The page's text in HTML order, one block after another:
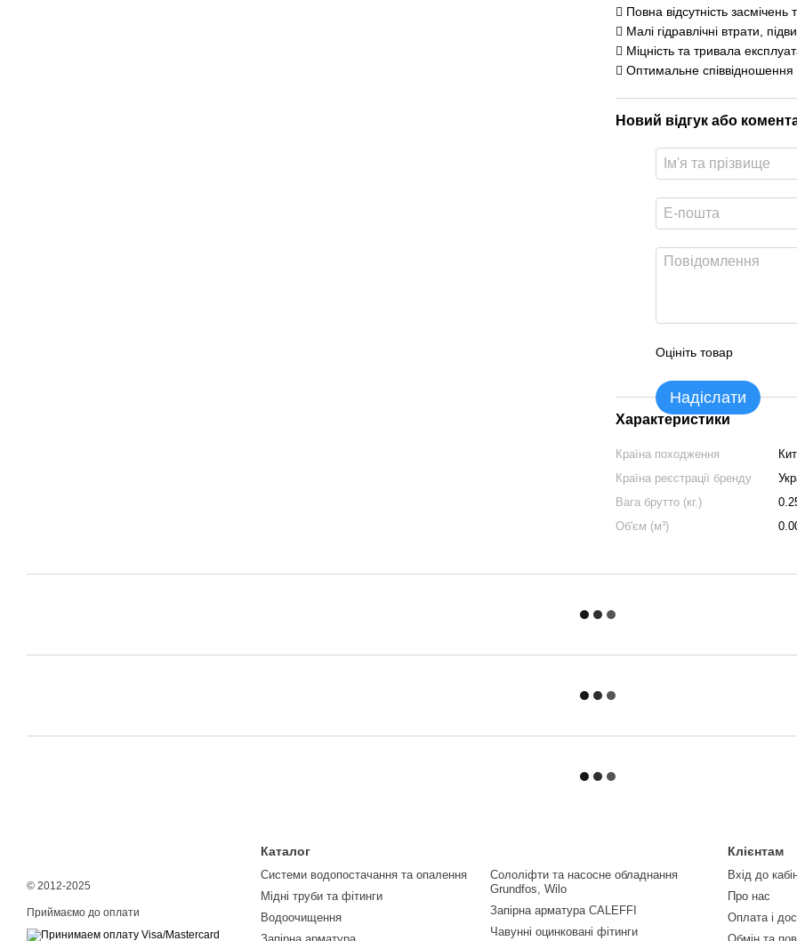
 Повна відсутність засмічень
 Малі гідравлічні втрати,
 Міцність та тривала
 Оптимальне співвідношення
Новий відгук або
Оцініть товар
Надіслати
Характеристики
Країна походження
Країна реєстрації бренду
Вага брутто (кг.)
Об'єм (м³)
© 2012-2025
Приймаємо до оплати
Каталог
Системи водопостачання та опалення
Мідні труби та фітинги
Водоочищення
Сололіфти та насосне обладнання
Grundfos, Wilo
Запірна арматура CALEFFI
Чавунні оцинковані фітинги
Клієнтам
Вхід до
Про нас
Оплата і